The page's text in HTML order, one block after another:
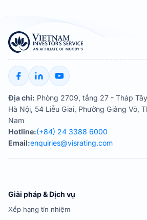
Địa chỉ: Phòng 2709, tầng 27 - Tháp
Hà Nội, 54 Liễu Giai, Phường Giảng Võ,
Nam
Hotline:(+84) 24 3388 6000
Email:enquiries@visrating.com
Giải pháp & Dịch vụ
Xếp hạng tín nhiệm